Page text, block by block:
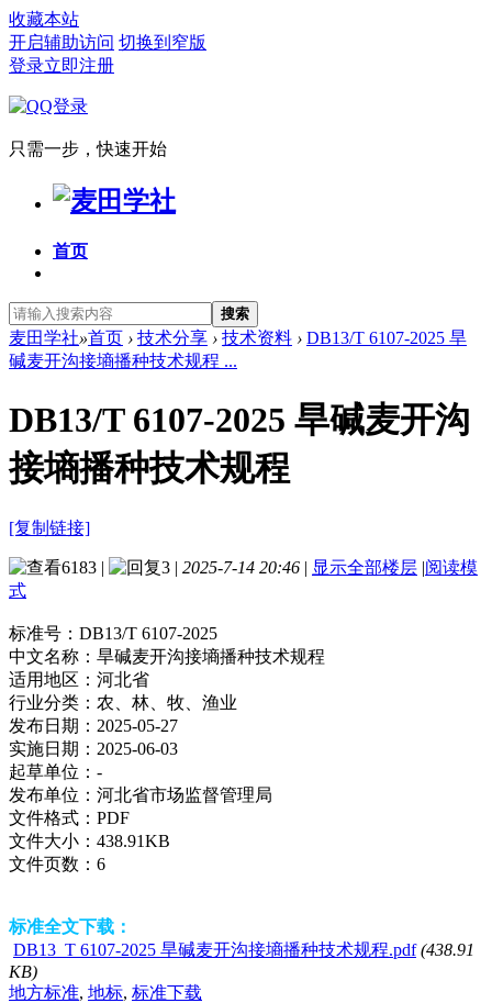
收藏本站
开启辅助访问 切换到窄版
登录立即注册
只需一步，快速开始
首页
搜索
麦田学社»首页 › 技术分享 › 技术资料 › DB13/T 6107-2025 旱
碱麦开沟接墒播种技术规程 ...
DB13/T 6107-2025 旱碱麦开沟
接墒播种技术规程
[复制链接]
6183 | 3 | 2025-7-14 20:46 | 显示全部楼层 |阅读模
式
标准号： DB13/T 6107-2025
中文名称： 旱碱麦开沟接墒播种技术规程
适用地区： 河北省
行业分类： 农、林、牧、渔业
发布日期： 2025-05-27
实施日期： 2025-06-03
起草单位： -
发布单位： 河北省市场监督管理局
文件格式： PDF
文件大小： 438.91KB
文件页数： 6
标准全文下载：
DB13_T 6107-2025 旱碱麦开沟接墒播种技术规程.pdf (438.91
KB)
地方标准, 地标, 标准下载